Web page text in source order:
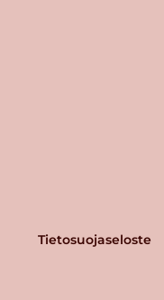
Tietosuojaseloste